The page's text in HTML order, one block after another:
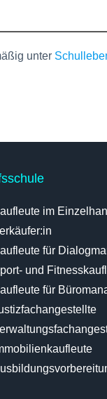
unter
im
für
und
für